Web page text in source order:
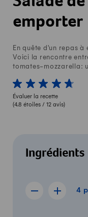
emporter
En quête d'un repas
Voici la rencontre
tomates-mozzarella:
1 von 5 étoiles
2 von 5 étoiles
3 von 5 étoiles
4 von 5 étoiles
5 von 5
Évaluer la recette
(4.8 étoiles / 12 avis)
Ingrédients
4 portions
Afficher la
Afficher
4